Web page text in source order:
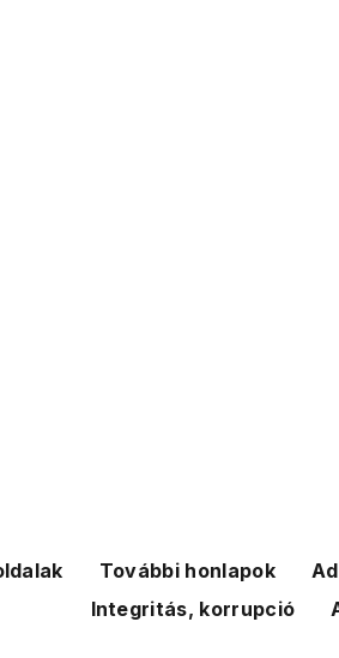
További honlapok
Integritás, korrupció